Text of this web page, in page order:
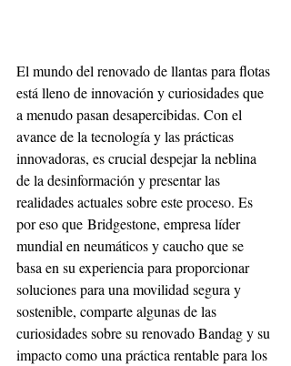
El mundo del renovado de llantas para flotas
está lleno de innovación y curiosidades que
a menudo pasan desapercibidas. Con el
avance de la tecnología y las prácticas
innovadoras, es crucial despejar la neblina
de la desinformación y presentar las
realidades actuales sobre este proceso. Es
por eso que Bridgestone, empresa líder
mundial en neumáticos y caucho que se
basa en su experiencia para proporcionar
soluciones para una movilidad segura y
sostenible, comparte algunas de las
curiosidades sobre su renovado Bandag y su
impacto como una práctica rentable para los